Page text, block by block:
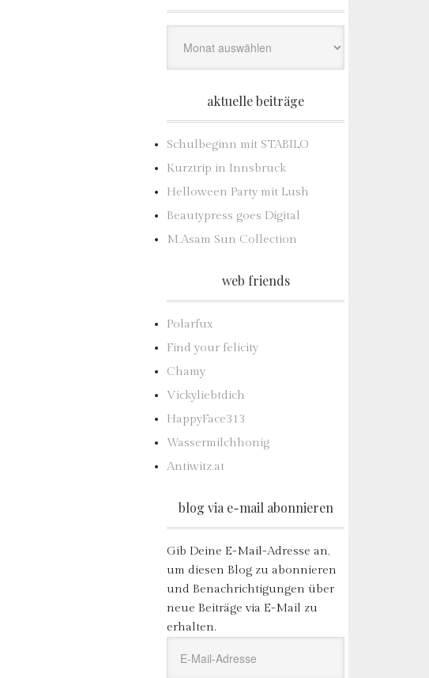
aktuelle beiträge
Schulbeginn mit STABILO
Kurztrip in Innsbruck
Helloween Party mit Lush
Beautypress goes Digital
M.Asam Sun Collection
web friends
Polarfux
Find your felicity
Chamy
Vickyliebtdich
HappyFace313
Wassermilchhonig
Antiwitz.at
blog via e-mail abonnieren
Gib Deine E-Mail-Adresse an,
um diesen Blog zu abonnieren
und Benachrichtigungen über
neue Beiträge via E-Mail zu
erhalten.
Mail-